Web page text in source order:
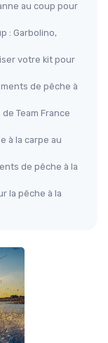
au coup pour
: Garbolino,
votre kit pour
de pêche à
Team France
à la carpe au
de pêche à la
la pêche à la